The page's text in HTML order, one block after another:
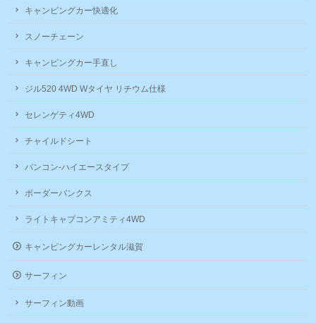
キャンピングカー快適化
スノーチェーン
キャンピングカー手直し
ジル520 4WD Wタイヤ リチウム仕様
セレンゲティ4WD
チャイルドシート
バンコン-ハイエースタイプ
ボーダーバンクス
ライトキャブコンアミティ4WD
キャンピングカーレンタル滋賀
サーフィン
サーフィン動画